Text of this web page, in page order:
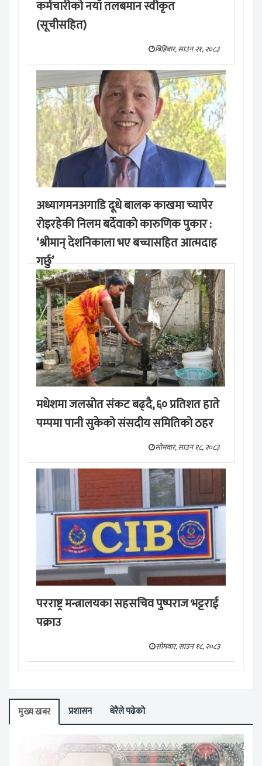
कर्मचारीको नयाँ तलबमान स्वीकृत
(सूचीसहित)
बिहिबार, साउन २१, २०८३
अध्यागमनअगाडि दूधे बालक काखमा च्यापेर
रोइरहेकी निलम बर्देवाको कारुणिक पुकार :
‘श्रीमान् देशनिकाला भए बच्चासहित आत्मदाह
गर्छु’
मङ्लबार, साउन १९, २०८३
मधेशमा जलस्रोत संकट बढ्दै, ६० प्रतिशत हाते
पम्पमा पानी सुकेको संसदीय समितिको ठहर
सोमवार, साउन १८, २०८३
परराष्ट्र मन्त्रालयका सहसचिव पुष्पराज भट्टराई
पक्राउ
सोमवार, साउन १८, २०८३
मुख्य खबर प्रशासन धेरैले पढेको